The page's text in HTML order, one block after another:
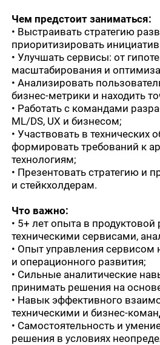
Чем предстоит заниматься:
• Выстраивать стратегию
приоритизировать
• Улучшать сервисы: от
масштабирования и
• Анализировать
бизнес-метрики и находить
• Работать с командами
ML/DS, UX и бизнесом;
• Участвовать в технических
формировать требований к
технологиям;
• Презентовать стратегию и
и стейкхолдерам.
Что важно:
• 5+ лет опыта в
техническими сервисами,
• Опыт управления сервисом
и операционного развития;
• Сильные аналитические
принимать решения на
• Навык эффективного
техническими и бизнес-
• Самостоятельность и
решения в условиях